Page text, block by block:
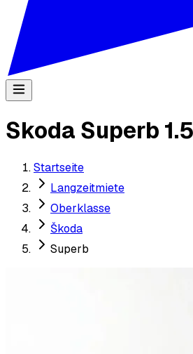
Skoda Superb
Startseite
Langzeitmiete
Oberklasse
Škoda
Superb